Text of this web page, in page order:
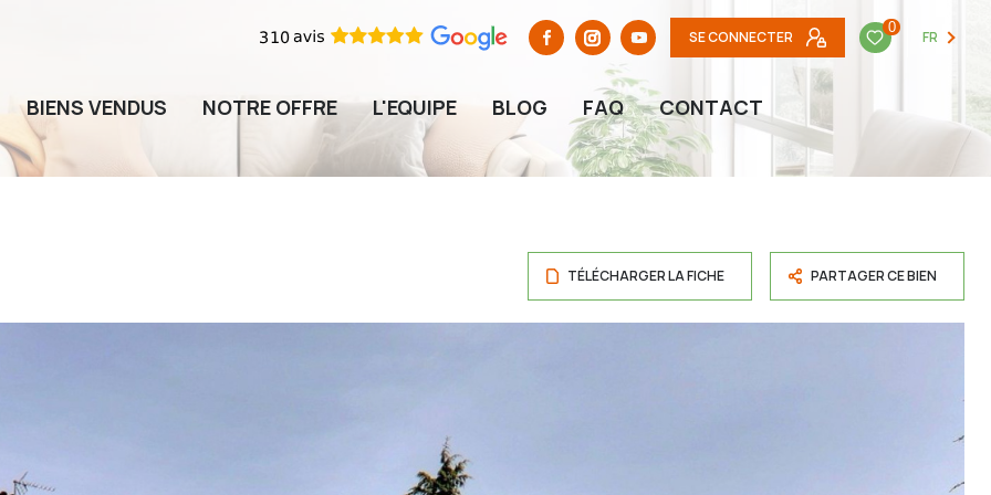
SE CONNECTER
0
FR
BIENS VENDUS NOTRE OFFRE L'EQUIPE BLOG FAQ CONTACT
TÉLÉCHARGER LA FICHE PARTAGER CE BIEN